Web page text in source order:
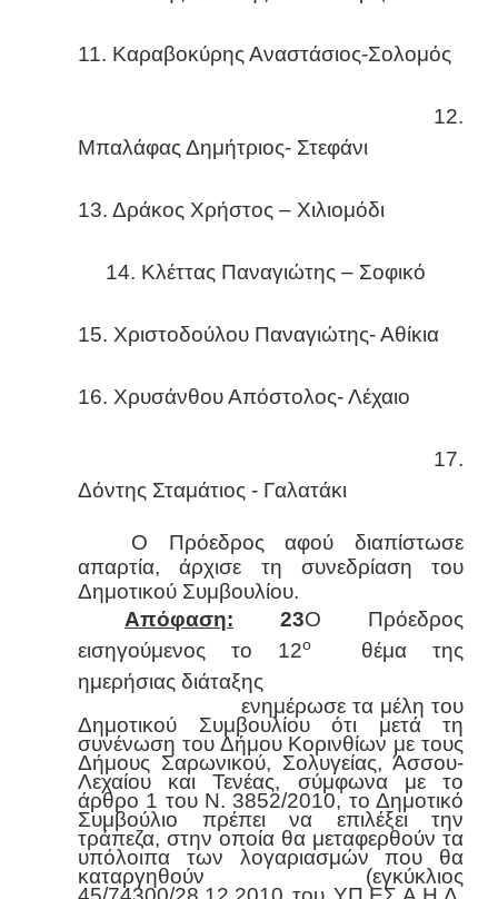
11. Καραβοκύρης Αναστάσιος-Σολομός
12.
Μπαλάφας Δημήτριος- Στεφάνι
13. Δράκος Χρήστος – Χιλιομόδι
14. Κλέττας Παναγιώτης – Σοφικό
15. Χριστοδούλου Παναγιώτης- Αθίκια
16. Χρυσάνθου Απόστολος- Λέχαιο
17.
Δόντης Σταμάτιος - Γαλατάκι
Ο Πρόεδρος αφού διαπίστωσε
απαρτία, άρχισε τη συνεδρίαση του
Δημοτικού Συμβουλίου.
Απόφαση: 23Ο Πρόεδρος
εισηγούμενος το 12οθέμα της
ημερήσιας διάταξης
ενημέρωσε τα μέλη του
Δημοτικού Συμβουλίου ότι μετά τη
συνένωση του Δήμου Κορινθίων με τους
Δήμους Σαρωνικού, Σολυγείας, Άσσου-
Λεχαίου και Τενέας, σύμφωνα με το
άρθρο 1 του Ν. 3852/2010, το Δημοτικό
Συμβούλιο πρέπει να επιλέξει την
τράπεζα, στην οποία θα μεταφερθούν τα
υπόλοιπα των λογαριασμών που θα
καταργηθούν (εγκύκλιος